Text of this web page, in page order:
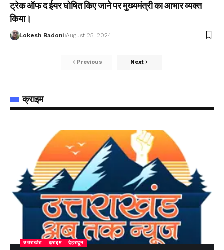
ट्रेक ऑफ द ईयर घोषित किए जाने पर मुख्यमंत्री का आभार व्यक्त
किया।
Lokesh Badoni August 25, 2024
Previous Next
क्राइम
उत्तराखंड क्राइम देहरादून